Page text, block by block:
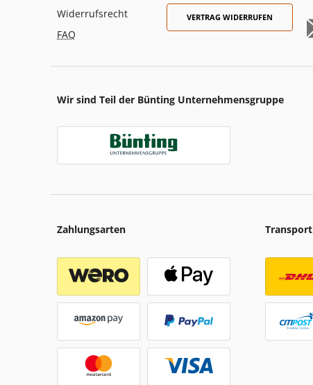
Widerrufsrecht
FAQ
VERTRAG WIDERRUFEN
Wir sind Teil der Bünting Unternehmensgruppe
Zahlungsarten Transport